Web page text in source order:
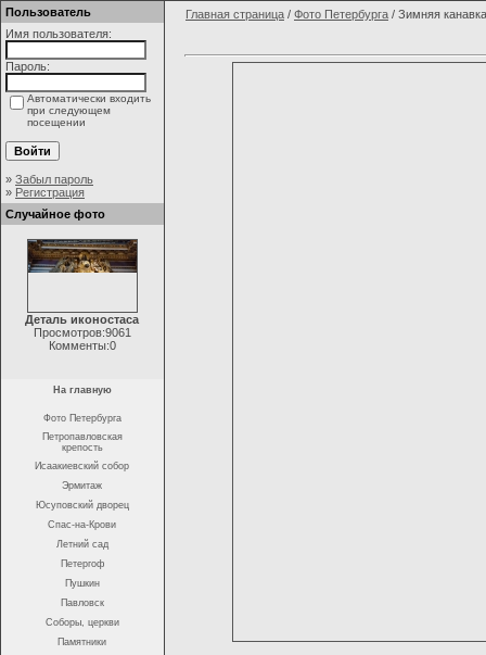
Пользователь
Имя пользователя:
Пароль:
Автоматически входить
при следующем
посещении
» Забыл пароль
» Регистрация
Случайное фото
Деталь иконостаса
Просмотров:9061
Комменты:0
На главную
Фото Петербурга
Петропавловская
крепость
Исаакиевский собор
Эрмитаж
Юсуповский дворец
Спас-на-Крови
Летний сад
Петергоф
Пушкин
Павловск
Соборы, церкви
Памятники
Главная страница / Фото Петербурга / Зимняя